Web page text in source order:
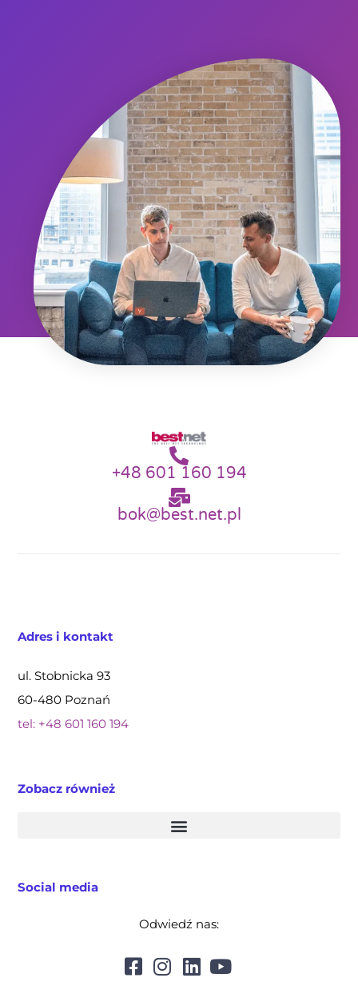
+48 601 160 194
bok@best.net.pl
Adres i kontakt
ul. Stobnicka 93
60-480 Poznań
tel: +48 601 160 194
Zobacz również
Social media
Odwiedź nas: